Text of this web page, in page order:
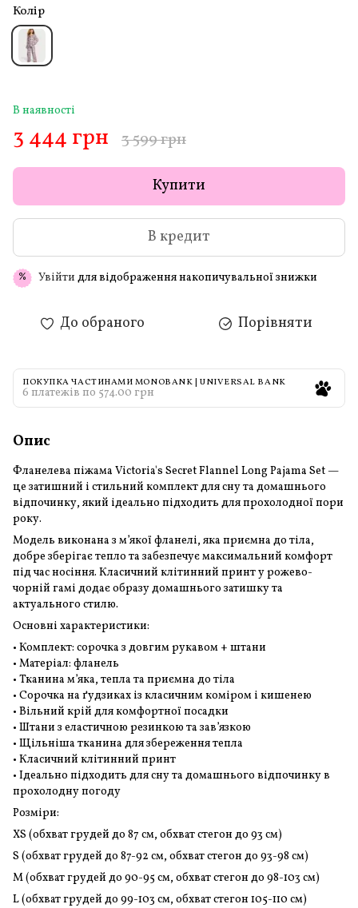
Колір
В наявності
3 444 грн 3 599 грн
Купити
В кредит
% Увійти для відображення накопичувальної знижки
До обраного Порівняти
ПОКУПКА ЧАСТИНАМИ MONOBANK | UNIVERSAL BANK
6 платежів по 574.00 грн
Опис
Фланелева піжама Victoria's Secret Flannel Long Pajama Set —
це затишний і стильний комплект для сну та домашнього
відпочинку, який ідеально підходить для прохолодної пори
року.
Модель виконана з м’якої фланелі, яка приємна до тіла,
добре зберігає тепло та забезпечує максимальний комфорт
під час носіння. Класичний клітинний принт у рожево-
чорній гамі додає образу домашнього затишку та
актуального стилю.
Основні характеристики:
• Комплект: сорочка з довгим рукавом + штани
• Матеріал: фланель
• Тканина м’яка, тепла та приємна до тіла
• Сорочка на ґудзиках із класичним коміром і кишенею
• Вільний крій для комфортної посадки
• Штани з еластичною резинкою та зав’язкою
• Щільніша тканина для збереження тепла
• Класичний клітинний принт
• Ідеально підходить для сну та домашнього відпочинку в
прохолодну погоду
Розміри:
XS (обхват грудей до 87 см, обхват стегон до 93 см)
S (обхват грудей до 87-92 см, обхват стегон до 93-98 см)
M (обхват грудей до 90-95 см, обхват стегон до 98-103 см)
L (обхват грудей до 99-103 см, обхват стегон 105-110 см)